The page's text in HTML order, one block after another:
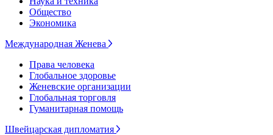
Общество
Экономика
Международная Женева
Права человека
Глобальное здоровье
Женевские организации
Глобальная торговля
Гуманитарная помощь
Швейцарская дипломатия